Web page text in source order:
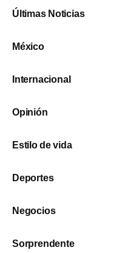
Últimas Noticias
México
Internacional
Opinión
Estilo de vida
Deportes
Negocios
Sorprendente